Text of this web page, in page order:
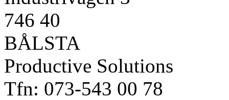
746 40
BÅLSTA
Productive Solutions
Tfn: 073-543 00 78